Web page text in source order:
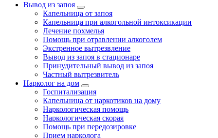
Вывод из запоя
Капельница от запоя
Капельница при алкогольной интоксикации
Лечение похмелья
Помощь при отравлении алкоголем
Экстренное вытрезвление
Вывод из запоя в стационаре
Принудительный вывод из запоя
Частный вытрезвитель
Нарколог на дом
Госпитализация
Капельница от наркотиков на дому
Наркологическая помощь
Наркологическая скорая
Помощь при передозировке
Прием нарколога